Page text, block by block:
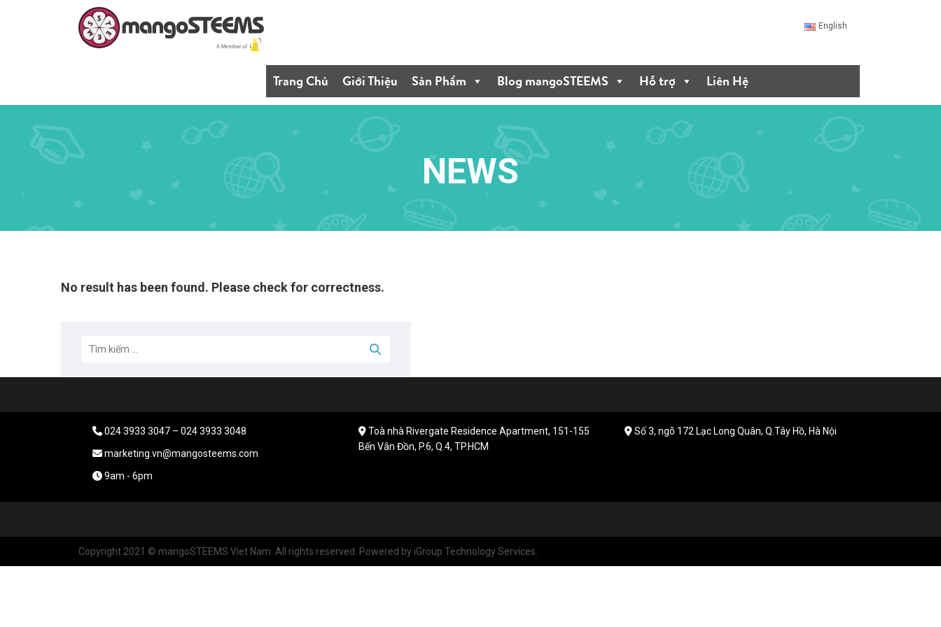
English
Trang Chủ Giới Thiệu Sản Phẩm Blog mangoSTEEMS Hỗ trợ Liên Hệ
NEWS
No result has been found. Please check for correctness.
024 3933 3047 – 024 3933 3048
marketing.vn@mangosteems.com
9am - 6pm
Toà nhà Rivergate Residence Apartment, 151-155
Bến Vân Đồn, P.6, Q.4, TP.HCM
Số 3, ngõ 172 Lạc Long Quân, Q.Tây Hồ, Hà Nội
Copyright 2021 © mangoSTEEMS Viet Nam. All rights reserved. Powered by iGroup Technology Services.